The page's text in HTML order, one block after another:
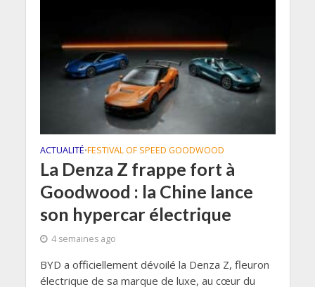
ACTUALITÉ•FESTIVAL OF SPEED GOODWOOD
La Denza Z frappe fort à
Goodwood : la Chine lance
son hypercar électrique
4 semaines ago
BYD a officiellement dévoilé la Denza Z, fleuron
électrique de sa marque de luxe, au cœur du